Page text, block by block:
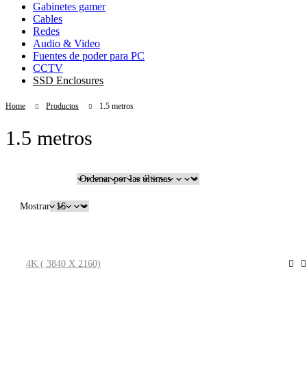
Gabinetes gamer
Cables
Redes
Audio & Video
Fuentes de poder para PC
CCTV
SSD Enclosures
Home Productos 1.5 metros
1.5 metros
Mostrar
4K ( 3840 X 2160)